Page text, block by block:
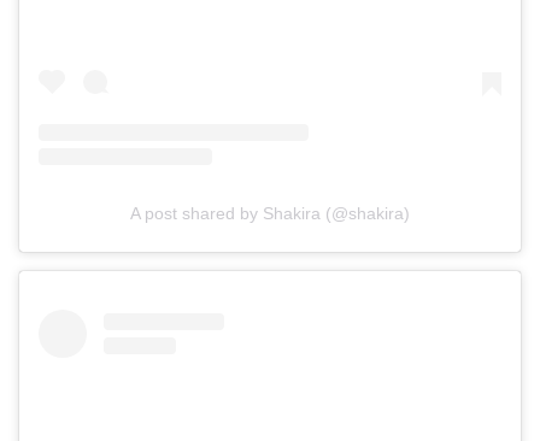
A post shared by Shakira (@shakira)